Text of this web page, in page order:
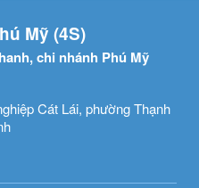
Mỹ (4S)
chi nhánh Phú Mỹ
Cát Lái, phường Thạnh